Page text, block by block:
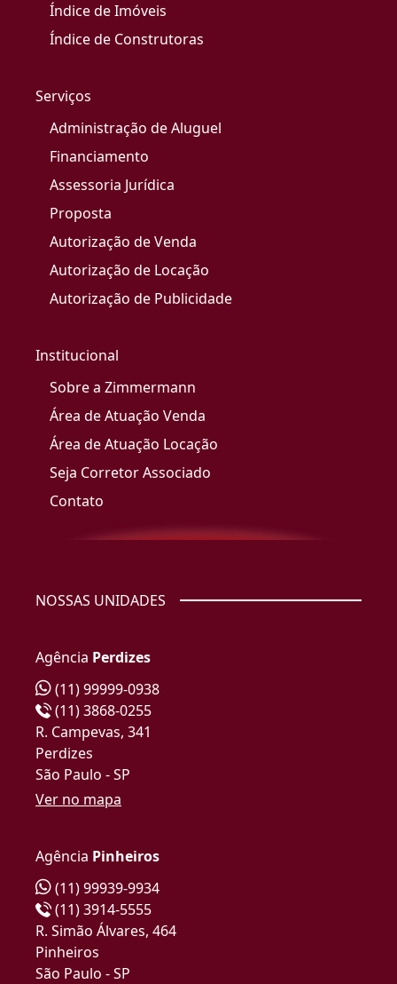
Índice de Imóveis
Índice de Construtoras
Serviços
Administração de Aluguel
Financiamento
Assessoria Jurídica
Proposta
Autorização de Venda
Autorização de Locação
Autorização de Publicidade
Institucional
Sobre a Zimmermann
Área de Atuação Venda
Área de Atuação Locação
Seja Corretor Associado
Contato
NOSSAS UNIDADES
Agência Perdizes
(11) 99999-0938
(11) 3868-0255
R. Campevas, 341
Perdizes
São Paulo - SP
Ver no mapa
Agência Pinheiros
(11) 99939-9934
(11) 3914-5555
R. Simão Álvares, 464
Pinheiros
São Paulo - SP